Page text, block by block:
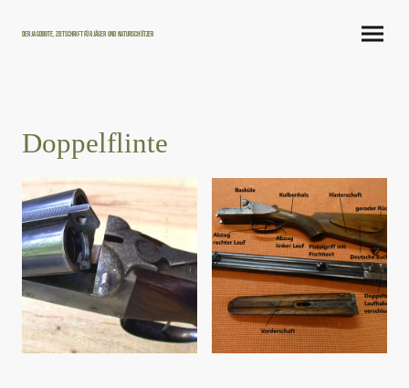
Der Jagdbote, Zeitschrift für Jäger und Naturschützer
Doppelflinte